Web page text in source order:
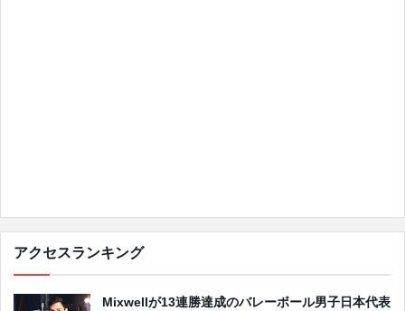
アクセスランキング
Mixwellが13連勝達成のバレーボール男子日本代表